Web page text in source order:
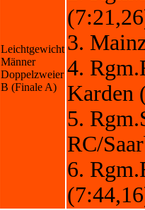
Leichtgewicht
Männer
Doppelzweier
B (Finale A)
3.
4.
Karden
5.
RC/
6.